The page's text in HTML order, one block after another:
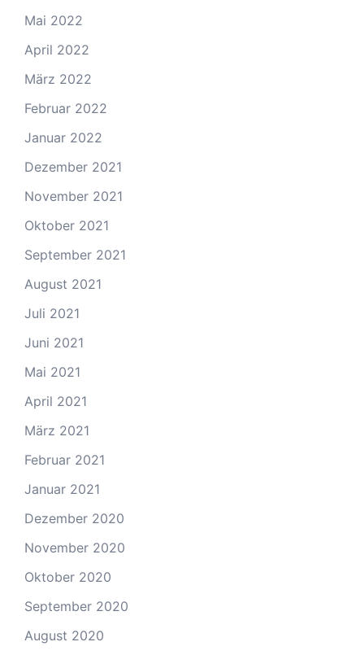
Mai 2022
April 2022
März 2022
Februar 2022
Januar 2022
Dezember 2021
November 2021
Oktober 2021
September 2021
August 2021
Juli 2021
Juni 2021
Mai 2021
April 2021
März 2021
Februar 2021
Januar 2021
Dezember 2020
November 2020
Oktober 2020
September 2020
August 2020